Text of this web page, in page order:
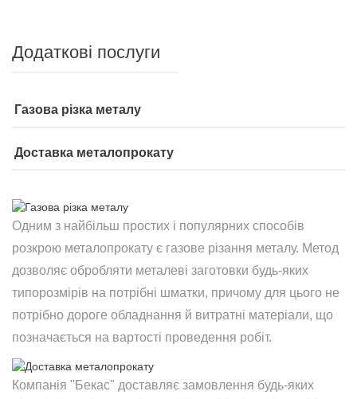
Додаткові послуги
Газова різка металу
Доставка металопрокату
Одним з найбільш простих і популярних способів
розкрою металопрокату є газове різання металу. Метод
дозволяє обробляти металеві заготовки будь-яких
типорозмірів на потрібні шматки, причому для цього не
потрібно дороге обладнання й витратні матеріали, що
позначається на вартості проведення робіт.
Компанія "Бекас" доставляє замовлення будь-яких